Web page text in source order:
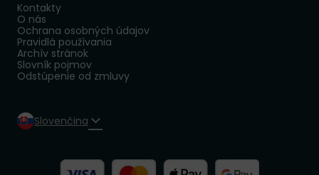
Kontakty
O nás
Ochrana osobných údajov
Pravidlá používania
Archív stránok
Slovník pojmov
Odstúpenie od zmluvy
Slovenčina